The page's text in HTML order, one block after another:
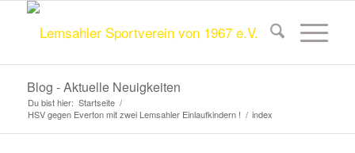
Blog - Aktuelle Neuigkeiten
Du bist hier: Startseite /
HSV gegen Everton mit zwei Lemsahler Einlaufkindern ! / index